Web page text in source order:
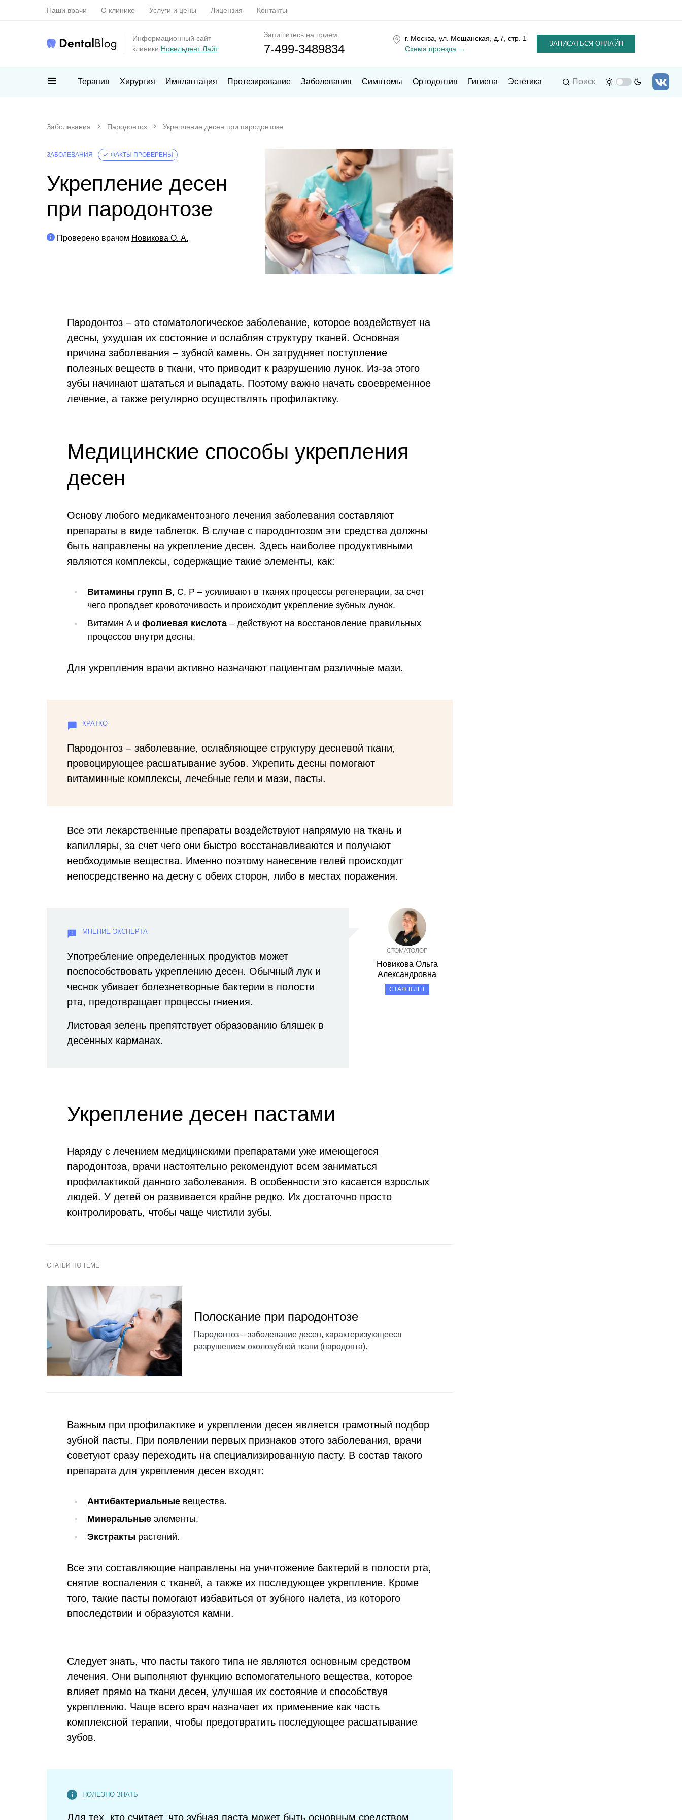
Наши врачи О клинике Услуги и цены Лицензия Контакты
Информационный сайт
клиники Новельдент Лайт
Запишитесь на прием:
7-499-3489834
г. Москва, ул. Мещанская, д.7, стр. 1
Схема проезда →
ЗАПИСАТЬСЯ ОНЛАЙН
Терапия Хирургия Имплантация Протезирование Заболевания Симптомы Ортодонтия Гигиена Эстетика Поиск
Заболевания Пародонтоз Укрепление десен при пародонтозе
ЗАБОЛЕВАНИЯ ФАКТЫ ПРОВЕРЕНЫ
Укрепление десен
при пародонтозе
Проверено врачом Новикова О. А.
Пародонтоз – это стоматологическое заболевание, которое воздействует на
десны, ухудшая их состояние и ослабляя структуру тканей. Основная
причина заболевания – зубной камень. Он затрудняет поступление
полезных веществ в ткани, что приводит к разрушению лунок. Из-за этого
зубы начинают шататься и выпадать. Поэтому важно начать своевременное
лечение, а также регулярно осуществлять профилактику.
Медицинские способы укрепления
десен
Основу любого медикаментозного лечения заболевания составляют
препараты в виде таблеток. В случае с пародонтозом эти средства должны
быть направлены на укрепление десен. Здесь наиболее продуктивными
являются комплексы, содержащие такие элементы, как:
Витамины групп B, C, P – усиливают в тканях процессы регенерации, за счет
чего пропадает кровоточивость и происходит укрепление зубных лунок.
Витамин A и фолиевая кислота – действуют на восстановление правильных
процессов внутри десны.
Для укрепления врачи активно назначают пациентам различные мази.
Пародонтоз – заболевание, ослабляющее структуру десневой ткани,
провоцирующее расшатывание зубов. Укрепить десны помогают
витаминные комплексы, лечебные гели и мази, пасты.
Все эти лекарственные препараты воздействуют напрямую на ткань и
капилляры, за счет чего они быстро восстанавливаются и получают
необходимые вещества. Именно поэтому нанесение гелей происходит
непосредственно на десну с обеих сторон, либо в местах поражения.
Употребление определенных продуктов может
поспособствовать укреплению десен. Обычный лук и
чеснок убивает болезнетворные бактерии в полости
рта, предотвращает процессы гниения.
Листовая зелень препятствует образованию бляшек в
десенных карманах.
СТОМАТОЛОГ
Новикова Ольга
Александровна
СТАЖ 8 ЛЕТ
Укрепление десен пастами
Наряду с лечением медицинскими препаратами уже имеющегося
пародонтоза, врачи настоятельно рекомендуют всем заниматься
профилактикой данного заболевания. В особенности это касается взрослых
людей. У детей он развивается крайне редко. Их достаточно просто
контролировать, чтобы чаще чистили зубы.
Полоскание при пародонтозе
Пародонтоз – заболевание десен, характеризующееся
разрушением околозубной ткани (пародонта).
Важным при профилактике и укреплении десен является грамотный подбор
зубной пасты. При появлении первых признаков этого заболевания, врачи
советуют сразу переходить на специализированную пасту. В состав такого
препарата для укрепления десен входят:
Антибактериальные вещества.
Минеральные элементы.
Экстракты растений.
Все эти составляющие направлены на уничтожение бактерий в полости рта,
снятие воспаления с тканей, а также их последующее укрепление. Кроме
того, такие пасты помогают избавиться от зубного налета, из которого
впоследствии и образуются камни.
Следует знать, что пасты такого типа не являются основным средством
лечения. Они выполняют функцию вспомогательного вещества, которое
влияет прямо на ткани десен, улучшая их состояние и способствуя
укреплению. Чаще всего врач назначает их применение как часть
комплексной терапии, чтобы предотвратить последующее расшатывание
зубов.
Для тех, кто считает, что зубная паста может быть основным средством